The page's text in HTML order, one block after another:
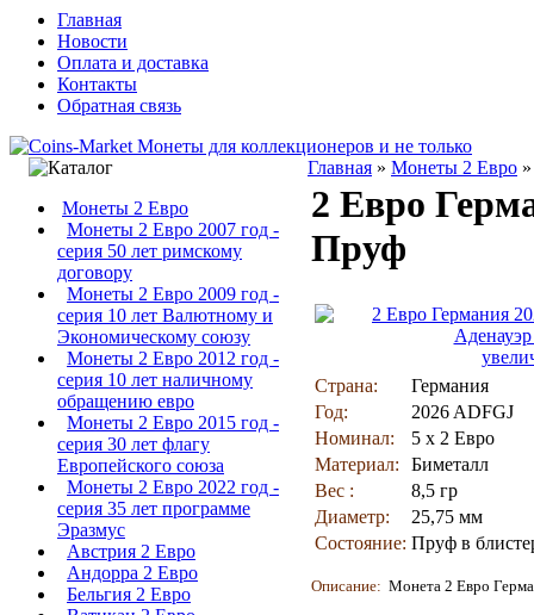
Главная
Новости
Оплата и доставка
Контакты
Обратная связь
Монеты 2 Евро
Монеты 2 Евро 2007 год -
серия 50 лет римскому
договору
Монеты 2 Евро 2009 год -
серия 10 лет Валютному и
Экономическому союзу
Монеты 2 Евро 2012 год -
серия 10 лет наличному
обращению евро
Монеты 2 Евро 2015 год -
серия 30 лет флагу
Европейского союза
Монеты 2 Евро 2022 год -
серия 35 лет программе
Эразмус
Австрия 2 Евро
Андорра 2 Евро
Бельгия 2 Евро
Главная » Монеты 2 Евро
2 Евро
Пруф
Страна:
Германия
Год:
2026 ADFGJ
Номинал:
5 х 2 Евро
Материал:
Биметалл
Вес :
8,5 гр
Диаметр:
25,75 мм
Состояние: Пруф в
Описание: Монета 2 Евро